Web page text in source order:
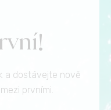
a dostávejte nově
prvními.